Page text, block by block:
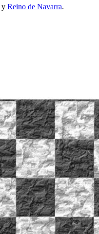
y Reino de Navarra.